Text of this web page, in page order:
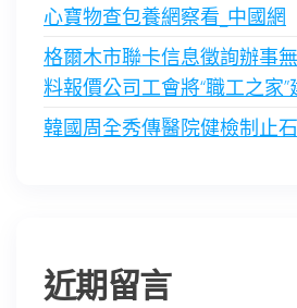
心寶物查包養網察看_中國網
格爾木市聯卡信息徵詢辦事無
料報價公司工會將“職工之家”
韓國周全秀傳醫院健檢制止
近期留言